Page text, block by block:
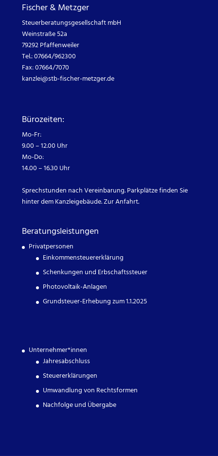
Fischer & Metzger
Steuerberatungsgesellschaft mbH
Weinstraße 52a
79292 Pfaffenweiler
Tel.: 07664/962300
Fax: 07664/7070
kanzlei@stb-fischer-metzger.de
Bürozeiten:
Mo-Fr:
9.00 – 12.00 Uhr
Mo-Do:
14.00 – 16.30 Uhr
Sprechstunden nach Vereinbarung. Parkplätze finden Sie
hinter dem Kanzleigebäude.Zur Anfahrt.
Beratungsleistungen
Privatpersonen
Einkommensteuererklärung
Schenkungen und Erbschaftssteuer
Photovoltaik-Anlagen
Grundsteuer-Erhebung zum 1.1.2025
Unternehmer*innen
Jahresabschluss
Steuererklärungen
Umwandlung von Rechtsformen
Nachfolge und Übergabe